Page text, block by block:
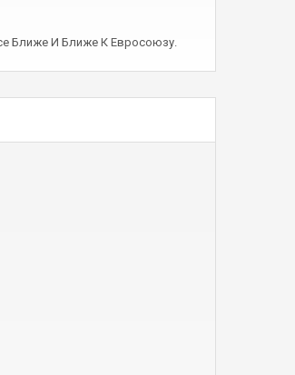
Ближе И Ближе К Евросоюзу.